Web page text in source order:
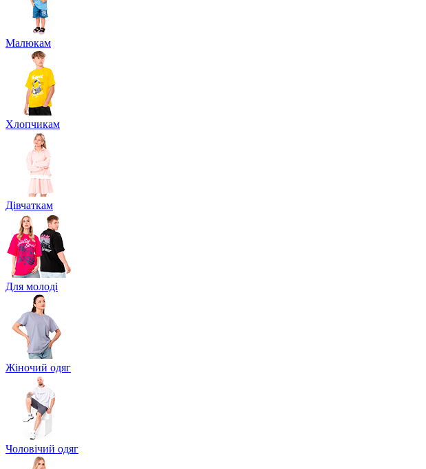
Малюкам
Хлопчикам
Дівчаткам
Для молоді
Жіночий одяг
Чоловічий одяг